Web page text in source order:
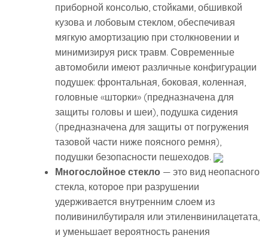
приборной консолью, стойками, обшивкой
кузова и лобовым стеклом, обеспечивая
мягкую амортизацию при столкновении и
минимизируя риск травм. Современные
автомобили имеют различные конфигурации
подушек: фронтальная, боковая, коленная,
головные «шторки» (предназначена для
защиты головы и шеи), подушка сидения
(предназначена для защиты от погружения
тазовой части ниже поясного ремня),
подушки безопасности пешеходов.
Многослойное стекло — это вид неопасного
стекла, которое при разрушении
удерживается внутренним слоем из
поливинилбутираля или этиленвинилацетата,
и уменьшает вероятность ранения